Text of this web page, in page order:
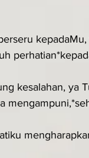
kesalahan, ya